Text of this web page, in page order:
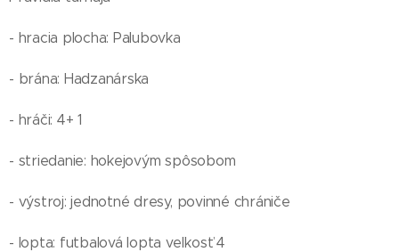
- hracia plocha: Palubovka
- brána: Hadzanárska
- hráči: 4+ 1
- striedanie: hokejovým spôsobom
- výstroj: jednotné dresy, povinné chrániče
- lopta: futbalová lopta veľkosť 4